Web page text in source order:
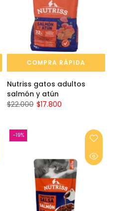
COMPRA RÁPIDA
Nutriss gatos adultos
salmón y atún
$22.000 $17.800
-19%